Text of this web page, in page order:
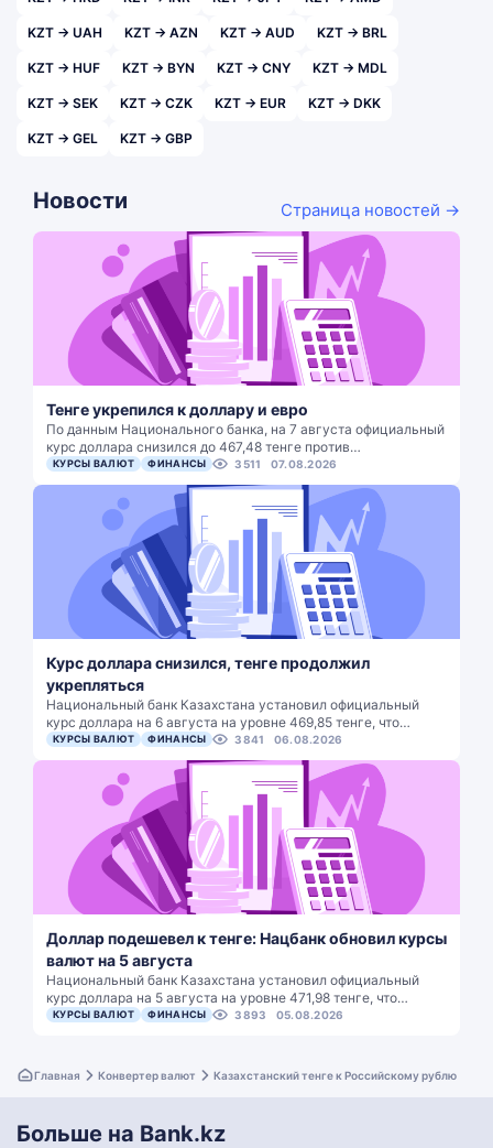
KZT → UAH KZT → AZN KZT → AUD KZT → BRL
KZT → HUF KZT → BYN KZT → CNY KZT → MDL
KZT → SEK KZT → CZK KZT → EUR KZT → DKK
KZT → GEL KZT → GBP
Новости Страница новостей →
Тенге укрепился к доллару и евро
По данным Национального банка, на 7 августа официальный
курс доллара снизился до 467,48 тенге против…
КУРСЫ ВАЛЮТ ФИНАНСЫ 3511 07.08.2026
Курс доллара снизился, тенге продолжил
укрепляться
Национальный банк Казахстана установил официальный
курс доллара на 6 августа на уровне 469,85 тенге, что…
КУРСЫ ВАЛЮТ ФИНАНСЫ 3841 06.08.2026
Доллар подешевел к тенге: Нацбанк обновил курсы
валют на 5 августа
Национальный банк Казахстана установил официальный
курс доллара на 5 августа на уровне 471,98 тенге, что…
КУРСЫ ВАЛЮТ ФИНАНСЫ 3893 05.08.2026
Главная Конвертер валют Казахстанский тенге к Российскому рублю
Больше на Bank.kz